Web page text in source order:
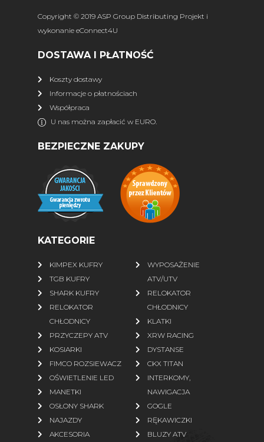
Copyright © 2019 ASP Group Distributing Projekt i
wykonanie eConnect4U
DOSTAWA I PŁATNOŚĆ
Koszty dostawy
Informacje o płatnościach
Współpraca
U nas można zapłacić w EURO.
BEZPIECZNE ZAKUPY
KATEGORIE
KIMPEX KUFRY
TGB KUFRY
SHARK KUFRY
RELOKATOR
CHŁODNICY
PRZYCZEPY ATV
KOSIARKI
FIMCO ROZSIEWACZ
OŚWIETLENIE LED
MANETKI
OSŁONY SHARK
NAJAZDY
AKCESORIA
WYPOSAŻENIE
ATV/UTV
RELOKATOR
CHŁODNICY
KLATKI
XRW RACING
DYSTANSE
CKX TITAN
INTERKOMY,
NAWIGACJA
GOGLE
RĘKAWICZKI
BLUZY ATV